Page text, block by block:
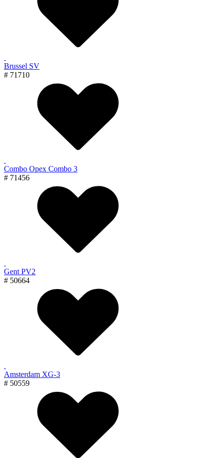
Brussel SV
# 71710
Combo Орех Combo 3
# 71456
Gent PV2
# 50664
Amsterdam XG-3
# 50559